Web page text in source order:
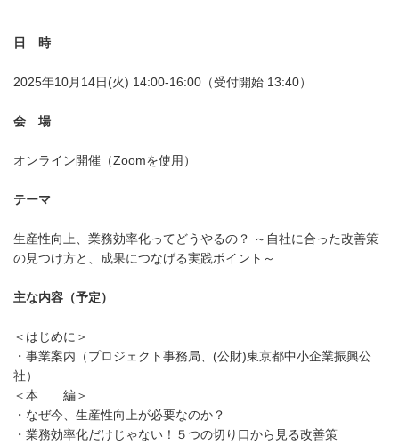
日 時
2025年10月14日(火) 14:00-16:00（受付開始 13:40）
会 場
オンライン開催（Zoomを使用）
テーマ
生産性向上、業務効率化ってどうやるの？ ～自社に合った改善策
の見つけ方と、成果につなげる実践ポイント～
主な内容（予定）
＜はじめに＞
・事業案内（プロジェクト事務局、(公財)東京都中小企業振興公
社）
＜本 編＞
・なぜ今、生産性向上が必要なのか？
・業務効率化だけじゃない！５つの切り口から見る改善策